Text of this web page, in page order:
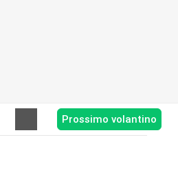
Prossimo volantino